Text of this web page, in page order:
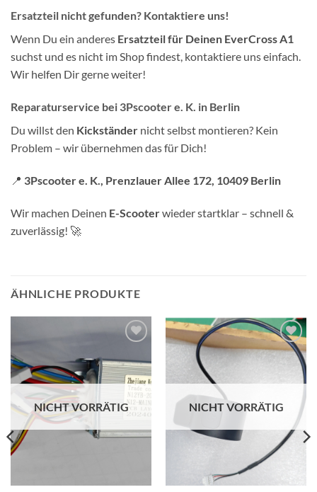
Ersatzteil nicht gefunden? Kontaktiere uns!
Wenn Du ein anderes Ersatzteil für Deinen EverCross A1
suchst und es nicht im Shop findest, kontaktiere uns einfach.
Wir helfen Dir gerne weiter!
Reparaturservice bei 3Pscooter e. K. in Berlin
Du willst den Kickständer nicht selbst montieren? Kein
Problem – wir übernehmen das für Dich!
📍 3Pscooter e. K., Prenzlauer Allee 172, 10409 Berlin
Wir machen Deinen E-Scooterwieder startklar – schnell &
zuverlässig! 🚀
ÄHNLICHE PRODUKTE
Wunschliste
NICHT VORRÄTIG
Auf die
Wunschliste
NICHT VORRÄTIG